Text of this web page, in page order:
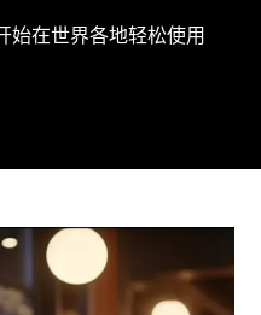
始在世界各地轻松使用